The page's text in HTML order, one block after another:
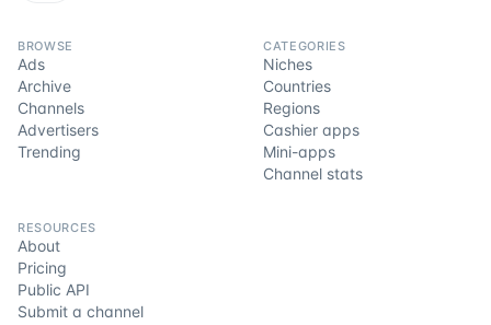
BROWSE
Ads
Archive
Channels
Advertisers
Trending
CATEGORIES
Niches
Countries
Regions
Cashier apps
Mini-apps
Channel stats
RESOURCES
About
Pricing
Public API
Submit a channel